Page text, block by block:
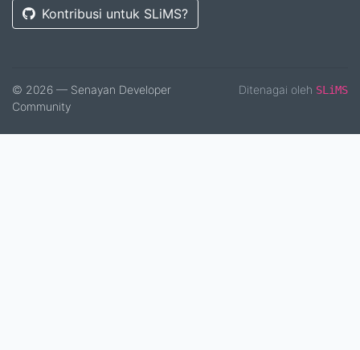
Kontribusi untuk SLiMS?
© 2026 — Senayan Developer
Community
Ditenagai oleh SLiMS